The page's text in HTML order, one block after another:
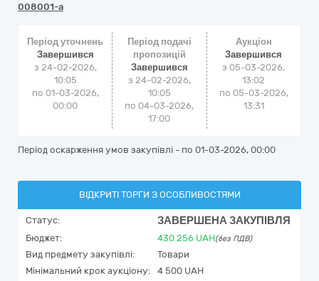
008001-a
Період уточнень
Завершився
з 24-02-2026,
10:05
по 01-03-2026,
00:00
Період подачі
пропозицій
Завершився
з 24-02-2026,
10:05
по 04-03-2026,
17:00
Аукціон
Завершився
з 05-03-2026,
13:02
по 05-03-2026,
13:31
Період оскарження умов закупівлі - по 01-03-2026, 00:00
ВІДКРИТІ ТОРГИ З ОСОБЛИВОСТЯМИ
Статус: ЗАВЕРШЕНА ЗАКУПІВЛЯ
Бюджет: 430 256 UAH(без ПДВ)
Вид предмету закупівлі:
Товари
Мінімальний крок аукціону:
4 500 UAH